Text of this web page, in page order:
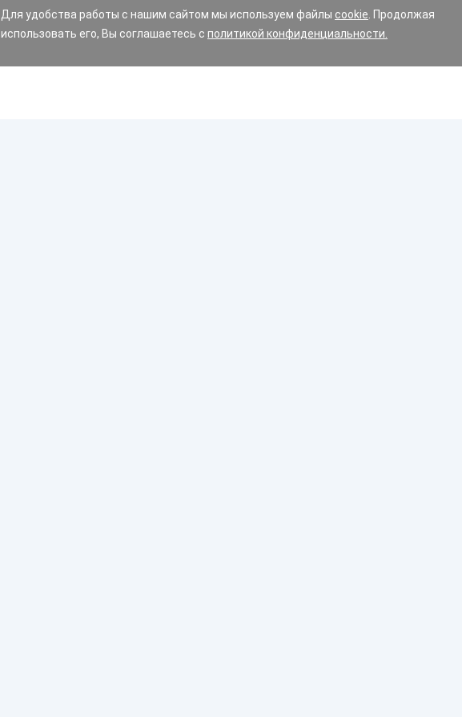
Для удобства работы с нашим сайтом мы используем файлы cookie . Продолжая
использовать его, Вы соглашаетесь с политикой конфиденциальности.